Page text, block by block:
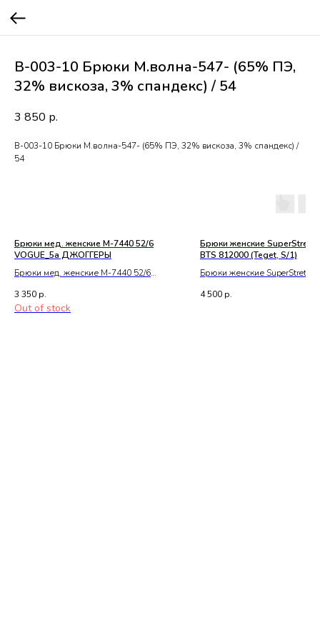
В-003-10 Брюки М.волна-547- (65% ПЭ,
32% вискоза, 3% спандекс) / 54
3 850 р.
В-003-10 Брюки М.волна-547- (65% ПЭ, 32% вискоза, 3% спандекс) /
54
Брюки мед. женские М-7440 52/6
VOGUE_5а ДЖОГГЕРЫ
Брюки мед. женские М-7440 52/6
3 350 р.
Out of stock
Брюки женские
BTS 812000 (Teget, S/1)
Брюки женские SuperStretch
4 500 р.